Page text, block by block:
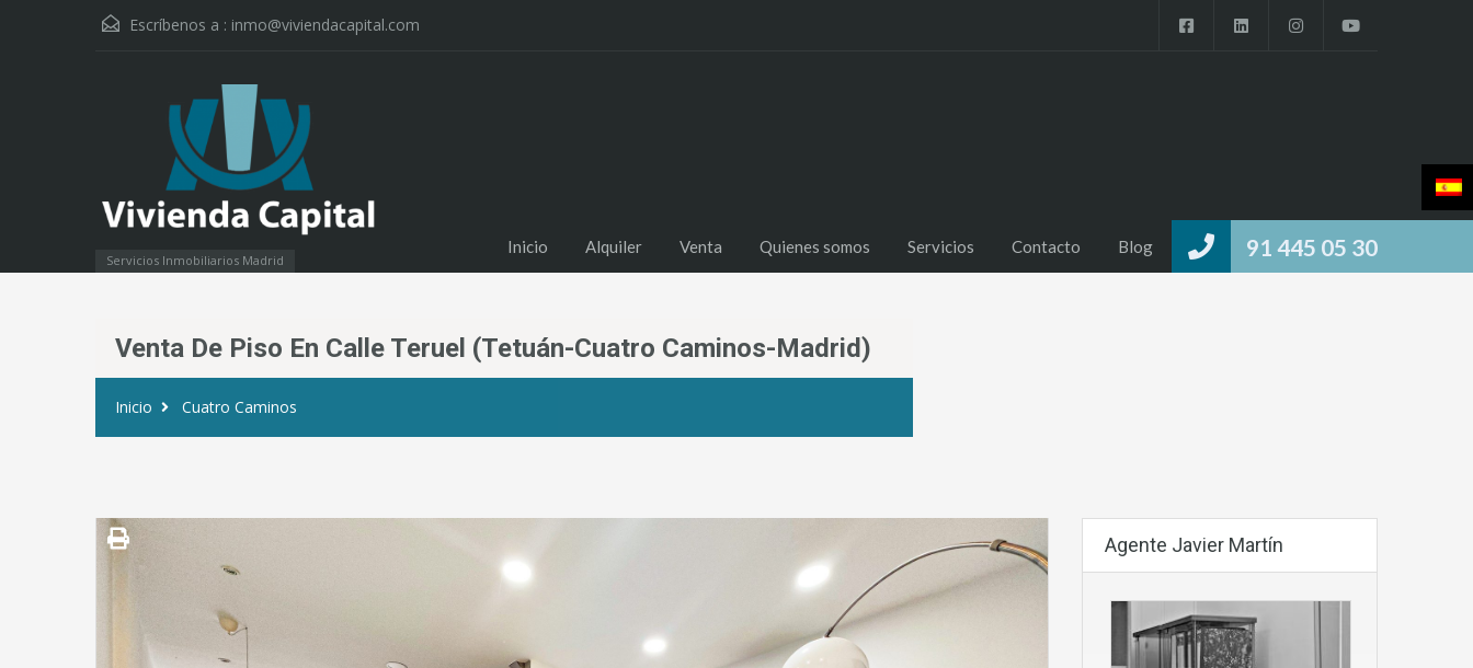
Escríbenos a : inmo@viviendacapital.com
Servicios Inmobiliarios Madrid 91 445 05 30
Inicio Alquiler Venta Quienes somos Servicios Contacto Blog
Venta De Piso En Calle Teruel (Tetuán-Cuatro Caminos-Madrid)
Inicio Cuatro Caminos
Agente Javier Martín